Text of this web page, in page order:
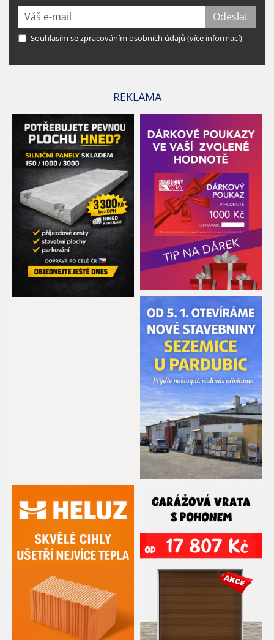
Souhlasím se zpracováním osobních údajů (více informací)
REKLAMA